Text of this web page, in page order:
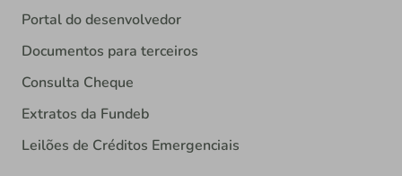
Portal do desenvolvedor
Documentos para terceiros
Consulta Cheque
Extratos da Fundeb
Leilões de Créditos Emergenciais